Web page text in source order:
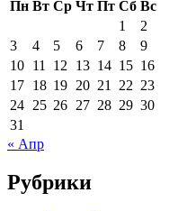
Пн Вт Ср Чт Пт Сб Вс
1
2
3
4 5 6 7 8
9
10 11 12 13 14 15 16
17 18 19 20 21 22 23
24 25 26 27 28 29 30
31
« Апр
Рубрики